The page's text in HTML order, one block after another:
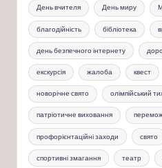
День вчителя День миру
благодійність бібліотека
день безпечного інтернету
екскурсія жалоба квест
новорічне свято олімпійський
патріотичне виховання
профорієнтаційні заходи свято
спортивні змагання театр